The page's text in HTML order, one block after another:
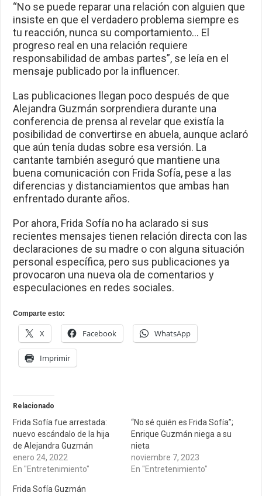
“No se puede reparar una relación con alguien que
insiste en que el verdadero problema siempre es
tu reacción, nunca su comportamiento… El
progreso real en una relación requiere
responsabilidad de ambas partes”, se leía en el
mensaje publicado por la influencer.
Las publicaciones llegan poco después de que
Alejandra Guzmán sorprendiera durante una
conferencia de prensa al revelar que existía la
posibilidad de convertirse en abuela, aunque aclaró
que aún tenía dudas sobre esa versión. La
cantante también aseguró que mantiene una
buena comunicación con Frida Sofía, pese a las
diferencias y distanciamientos que ambas han
enfrentado durante años.
Por ahora, Frida Sofía no ha aclarado si sus
recientes mensajes tienen relación directa con las
declaraciones de su madre o con alguna situación
personal específica, pero sus publicaciones ya
provocaron una nueva ola de comentarios y
especulaciones en redes sociales.
Comparte esto:
X Facebook WhatsApp
Imprimir
Relacionado
Frida Sofía fue arrestada:
nuevo escándalo de la hija
de Alejandra Guzmán
enero 24, 2022
En "Entretenimiento"
“No sé quién es Frida Sofía”;
Enrique Guzmán niega a su
nieta
noviembre 7, 2023
En "Entretenimiento"
Frida Sofía Guzmán